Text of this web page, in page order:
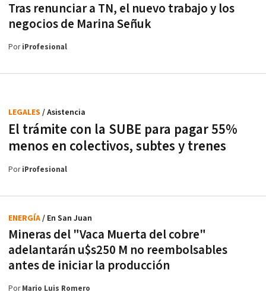
Tras renunciar a TN, el nuevo trabajo y los
negocios de Marina Señuk
PoriProfesional
El trámite con la SUBE para pagar 55%
menos en colectivos, subtes y trenes
LEGALES / Asistencia
PoriProfesional
Mineras del "Vaca Muerta del cobre"
adelantarán u$s250 M no reembolsables
antes de iniciar la producción
ENERGÍA/ En San Juan
PorMario Luis Romero